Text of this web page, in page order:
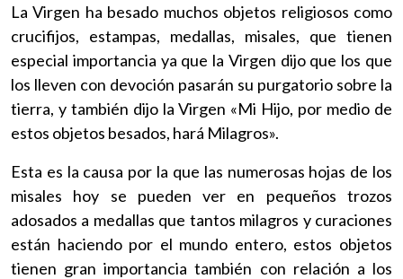
La Virgen ha besado muchos objetos religiosos como
crucifijos, estampas, medallas, misales, que tienen
especial importancia ya que la Virgen dijo que los que
los lleven con devoción pasarán su purgatorio sobre la
tierra, y también dijo la Virgen «Mi Hijo, por medio de
estos objetos besados, hará Milagros».
Esta es la causa por la que las numerosas hojas de los
misales hoy se pueden ver en pequeños trozos
adosados a medallas que tantos milagros y curaciones
están haciendo por el mundo entero, estos objetos
tienen gran importancia también con relación a los